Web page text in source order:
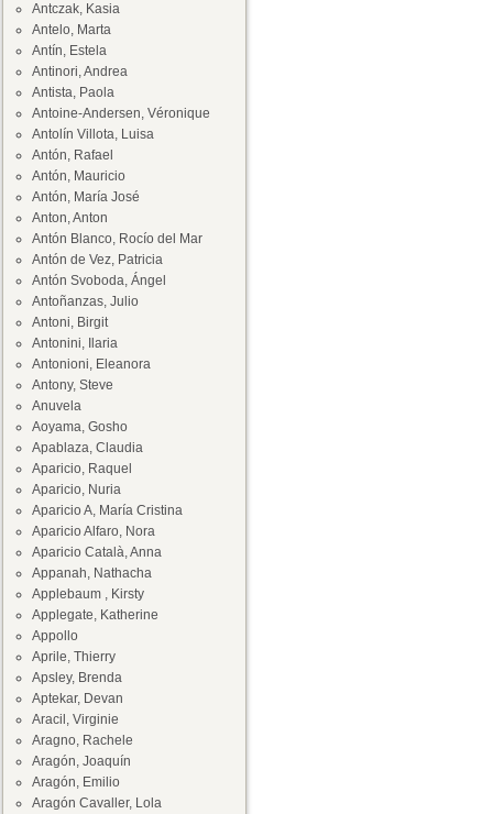
Antczak, Kasia
Antelo, Marta
Antín, Estela
Antinori, Andrea
Antista, Paola
Antoine-Andersen, Véronique
Antolín Villota, Luisa
Antón, Rafael
Antón, Mauricio
Antón, María José
Anton, Anton
Antón Blanco, Rocío del Mar
Antón de Vez, Patricia
Antón Svoboda, Ángel
Antoñanzas, Julio
Antoni, Birgit
Antonini, Ilaria
Antonioni, Eleanora
Antony, Steve
Anuvela
Aoyama, Gosho
Apablaza, Claudia
Aparicio, Raquel
Aparicio, Nuria
Aparicio A, María Cristina
Aparicio Alfaro, Nora
Aparicio Català, Anna
Appanah, Nathacha
Applebaum , Kirsty
Applegate, Katherine
Appollo
Aprile, Thierry
Apsley, Brenda
Aptekar, Devan
Aracil, Virginie
Aragno, Rachele
Aragón, Joaquín
Aragón, Emilio
Aragón Cavaller, Lola